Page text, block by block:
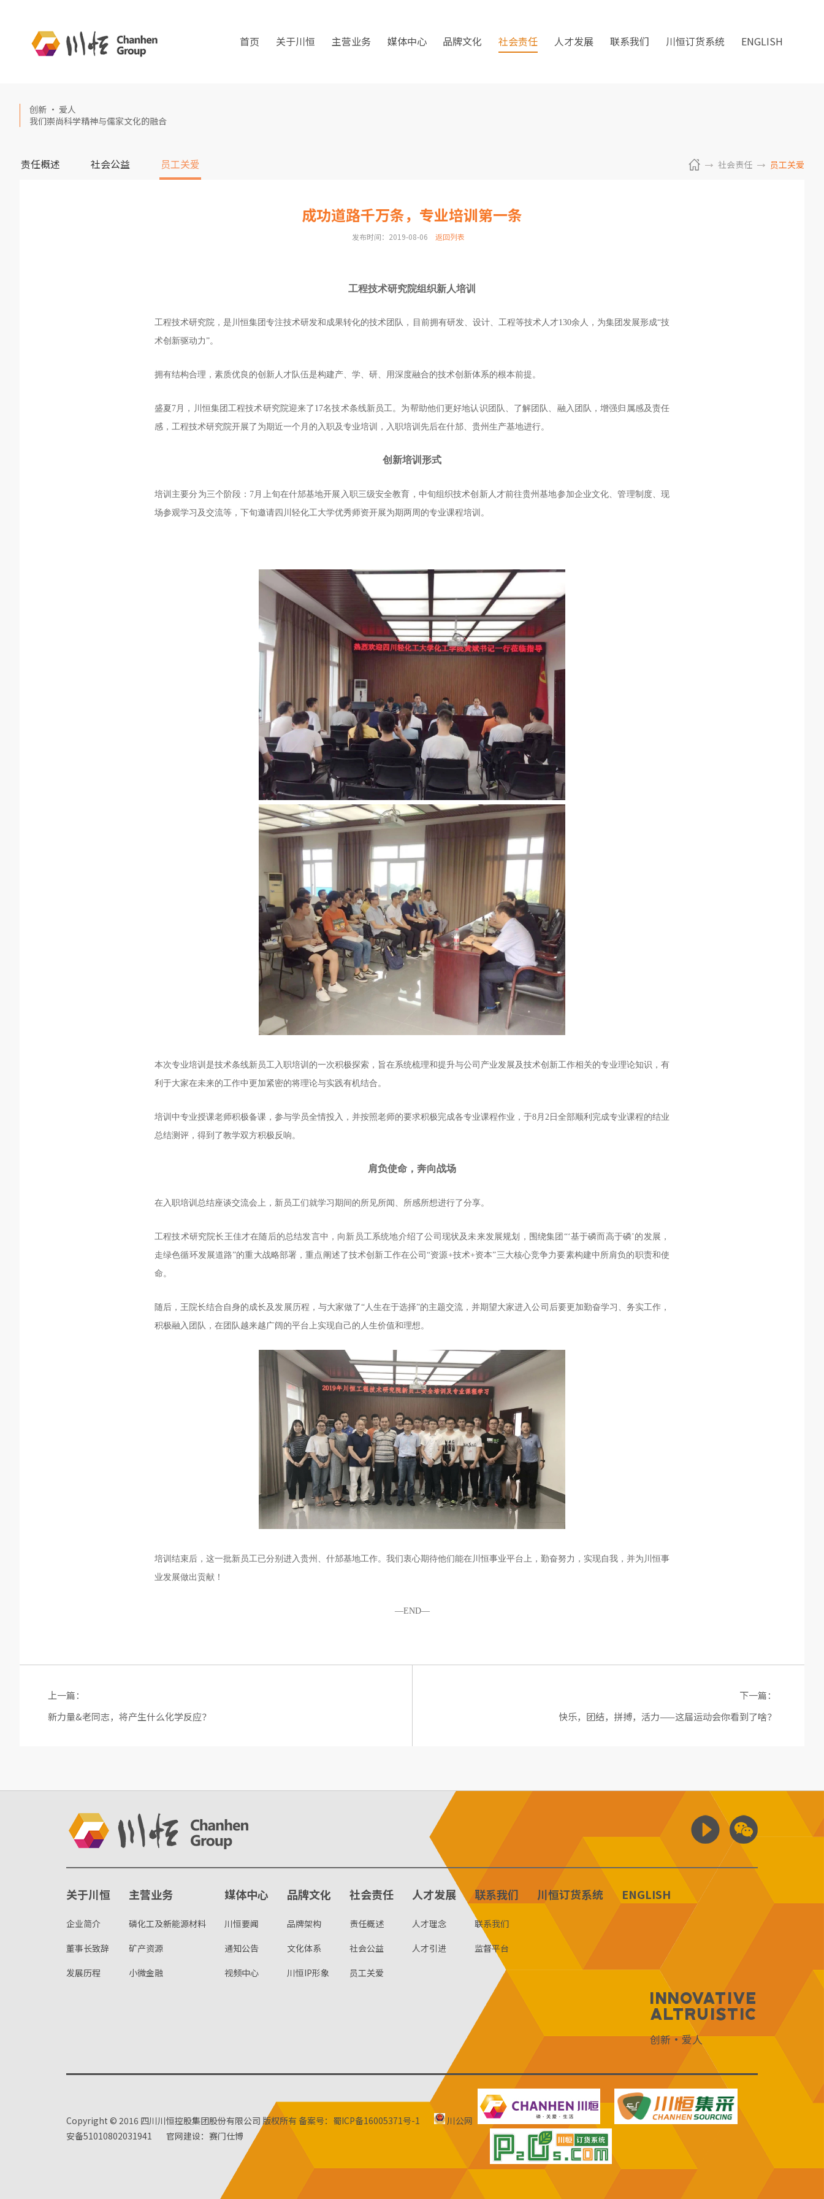
首页 关于川恒 主营业务 媒体中心 品牌文化 社会责任 人才发展 联系我们 川恒订货系统 ENGLISH
创新 · 爱人
我们崇尚科学精神与儒家文化的融合
责任概述 社会公益 员工关爱 社会责任 员工关爱
成功道路千万条，专业培训第一条
发布时间：2019-08-06 返回列表
工程技术研究院组织新人培训
工程技术研究院，是川恒集团专注技术研发和成果转化的技术团队，目前拥有研发、设计、工程等技术人才130余人，为集团发展形成“技
术创新驱动力”。
拥有结构合理，素质优良的创新人才队伍是构建产、学、研、用深度融合的技术创新体系的根本前提。
盛夏7月，川恒集团工程技术研究院迎来了17名技术条线新员工。为帮助他们更好地认识团队、了解团队、融入团队，增强归属感及责任
感，工程技术研究院开展了为期近一个月的入职及专业培训，入职培训先后在什邡、贵州生产基地进行。
创新培训形式
培训主要分为三个阶段：7月上旬在什邡基地开展入职三级安全教育，中旬组织技术创新人才前往贵州基地参加企业文化、管理制度、现
场参观学习及交流等，下旬邀请四川轻化工大学优秀师资开展为期两周的专业课程培训。
本次专业培训是技术条线新员工入职培训的一次积极探索，旨在系统梳理和提升与公司产业发展及技术创新工作相关的专业理论知识，有
利于大家在未来的工作中更加紧密的将理论与实践有机结合。
培训中专业授课老师积极备课，参与学员全情投入，并按照老师的要求积极完成各专业课程作业，于8月2日全部顺利完成专业课程的结业
总结测评，得到了教学双方积极反响。
肩负使命，奔向战场
在入职培训总结座谈交流会上，新员工们就学习期间的所见所闻、所感所想进行了分享。
工程技术研究院长王佳才在随后的总结发言中，向新员工系统地介绍了公司现状及未来发展规划，围绕集团“‘基于磷而高于磷’的发展，
走绿色循环发展道路”的重大战略部署，重点阐述了技术创新工作在公司“资源+技术+资本”三大核心竞争力要素构建中所肩负的职责和使
命。
随后，王院长结合自身的成长及发展历程，与大家做了“人生在于选择”的主题交流，并期望大家进入公司后要更加勤奋学习、务实工作，
积极融入团队，在团队越来越广阔的平台上实现自己的人生价值和理想。
培训结束后，这一批新员工已分别进入贵州、什邡基地工作。我们衷心期待他们能在川恒事业平台上，勤奋努力，实现自我，并为川恒事
业发展做出贡献！
—END—
上一篇：
新力量&老同志，将产生什么化学反应？
下一篇：
快乐，团结，拼搏，活力——这届运动会你看到了啥？
关于川恒
企业简介
董事长致辞
发展历程
主营业务
磷化工及新能源材料
矿产资源
小微金融
媒体中心
川恒要闻
通知公告
视频中心
品牌文化
品牌架构
文化体系
川恒IP形象
社会责任
责任概述
社会公益
员工关爱
人才发展
人才理念
人才引进
联系我们
联系我们
监督平台
川恒订货系统 ENGLISH
Innovative
Altruistic
创新·爱人
Copyright © 2016 四川川恒控股集团股份有限公司 版权所有 备案号：蜀ICP备16005371号-1
川公网
安备51010802031941
官网建设：赛门仕博